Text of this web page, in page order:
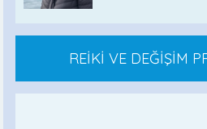
REİKİ VE DEĞİŞİM